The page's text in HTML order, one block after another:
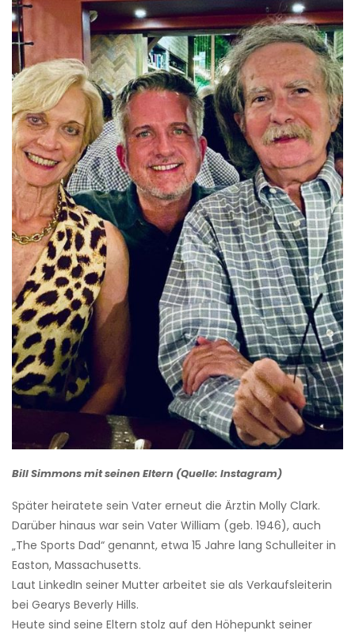
Bill Simmons mit seinen Eltern (Quelle: Instagram)
Später heiratete sein Vater erneut die Ärztin Molly Clark.
Darüber hinaus war sein Vater William (geb. 1946), auch
„The Sports Dad“ genannt, etwa 15 Jahre lang Schulleiter in
Easton, Massachusetts.
Laut LinkedIn seiner Mutter arbeitet sie als Verkaufsleiterin
bei Gearys Beverly Hills.
Heute sind seine Eltern stolz auf den Höhepunkt seiner